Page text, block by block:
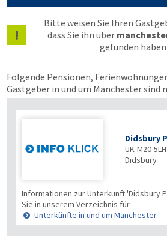
!
Bitte weisen Sie Ihren
dass Sie ihn über
gefunden
Folgende Pensionen,
Gastgeber in und um Manchester sind
Didsbury
UK-M20-5LH
Didsbury
Informationen zur Unterkunft 'Didsbury
Sie in unserem Verzeichnis für
Unterkünfte in und um Manchester